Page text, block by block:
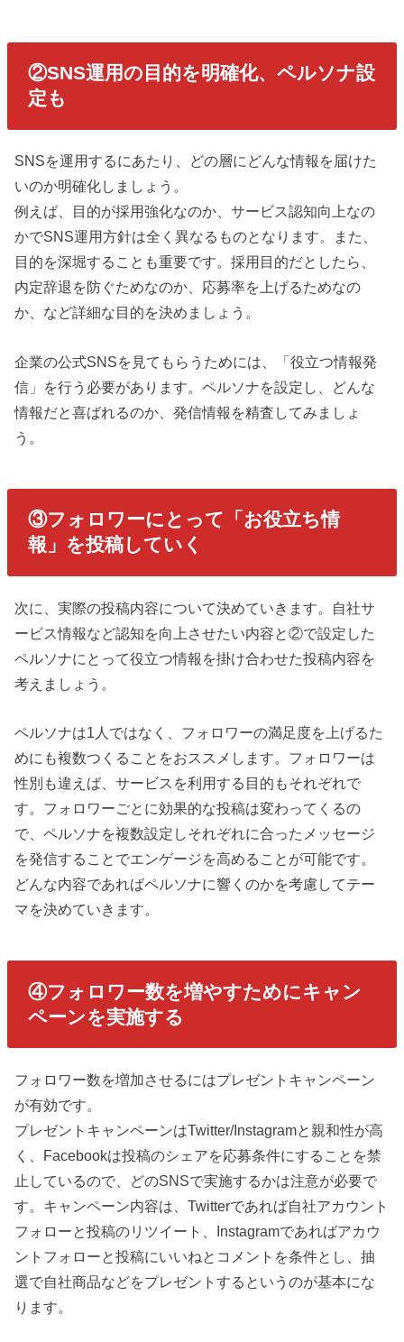
②SNS運用の目的を明確化、ペルソナ設
定も
SNSを運用するにあたり、どの層にどんな情報を届けた
いのか明確化しましょう。
例えば、目的が採用強化なのか、サービス認知向上なの
かでSNS運用方針は全く異なるものとなります。また、
目的を深堀することも重要です。採用目的だとしたら、
内定辞退を防ぐためなのか、応募率を上げるためなの
か、など詳細な目的を決めましょう。
企業の公式SNSを見てもらうためには、「役立つ情報発
信」を行う必要があります。ペルソナを設定し、どんな
情報だと喜ばれるのか、発信情報を精査してみましょ
う。
③フォロワーにとって「お役立ち情
報」を投稿していく
次に、実際の投稿内容について決めていきます。自社サ
ービス情報など認知を向上させたい内容と②で設定した
ペルソナにとって役立つ情報を掛け合わせた投稿内容を
考えましょう。
ペルソナは1人ではなく、フォロワーの満足度を上げるた
めにも複数つくることをおススメします。フォロワーは
性別も違えば、サービスを利用する目的もそれぞれで
す。フォロワーごとに効果的な投稿は変わってくるの
で、ペルソナを複数設定しそれぞれに合ったメッセージ
を発信することでエンゲージを高めることが可能です。
どんな内容であればペルソナに響くのかを考慮してテー
マを決めていきます。
④フォロワー数を増やすためにキャン
ペーンを実施する
フォロワー数を増加させるにはプレゼントキャンペーン
が有効です。
プレゼントキャンペーンはTwitter/Instagramと親和性が高
く、Facebookは投稿のシェアを応募条件にすることを禁
止しているので、どのSNSで実施するかは注意が必要で
す。キャンペーン内容は、Twitterであれば自社アカウント
フォローと投稿のリツイート、Instagramであればアカウ
ントフォローと投稿にいいねとコメントを条件とし、抽
選で自社商品などをプレゼントするというのが基本にな
ります。